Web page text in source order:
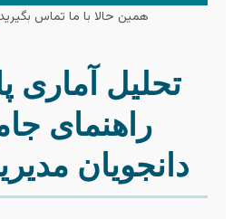
همین حالا با ما تماس بگیرید:
تحلیل آماری
راهنمای جامع
دانجویان